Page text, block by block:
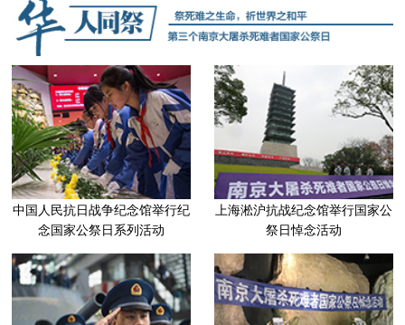
中国人民抗日战争纪念馆举行纪
念国家公祭日系列活动
上海淞沪抗战纪念馆举行国家公
祭日悼念活动